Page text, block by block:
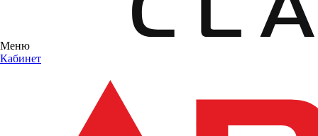
Меню
Кабинет